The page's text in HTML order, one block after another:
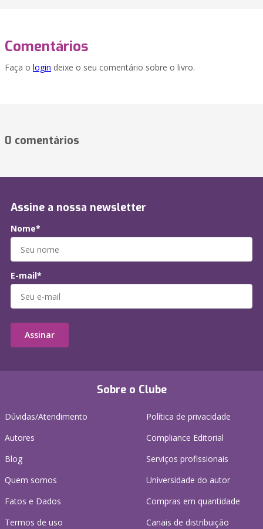
Comentários
Faça o login deixe o seu comentário sobre o livro.
0 comentários
Sobre o Clube
Dúvidas/Atendimento
Autores
Blog
Quem somos
Fatos e Dados
Termos de uso
Política de privacidade
Compliance Editorial
Serviços profissionais
Universidade do autor
Compras em quantidade
Canais de distribuição
Assine a nossa newsletter
Nome*
E-mail*
Assinar